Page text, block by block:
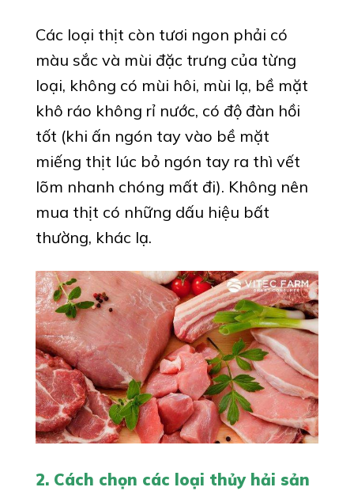
Các loại thịt còn tươi ngon phải có
màu sắc và mùi đặc trưng của từng
loại, không có mùi hôi, mùi lạ, bề mặt
khô ráo không rỉ nước, có độ đàn hồi
tốt (khi ấn ngón tay vào bề mặt
miếng thịt lúc bỏ ngón tay ra thì vết
lõm nhanh chóng mất đi). Không nên
mua thịt có những dấu hiệu bất
thường, khác lạ.
2. Cách chọn các loại thủy hải sản